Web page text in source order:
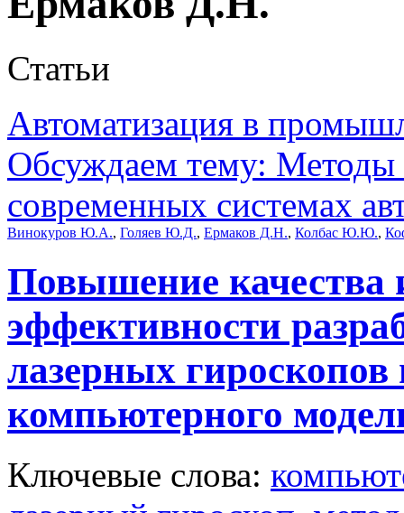
Статьи
Автоматизация в
Обсуждаем тему:
современных системах
Винокуров Ю.А., Голяев Ю.Д., Ермаков Д.Н., Колбас Ю.Ю.,
Повышение качества
эффективности
лазерных гироскопов
компьютерного
Ключевые слова: